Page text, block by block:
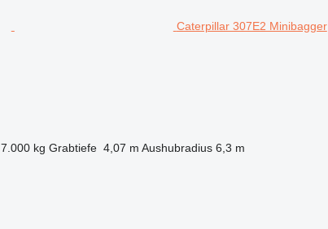
Caterpillar 307E2 Minibagger
7.000 kg Grabtiefe 4,07 m Aushubradius 6,3 m